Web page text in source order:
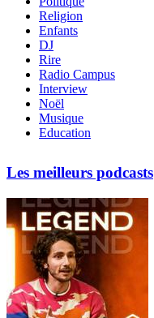
Religion
Enfants
DJ
Rire
Radio Campus
Interview
Noël
Musique
Education
Les meilleurs podcasts